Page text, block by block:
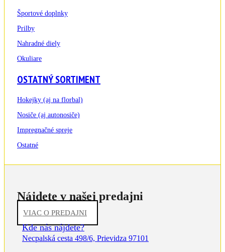
Športové doplnky
Prilby
Nahradné diely
Okuliare
OSTATNÝ SORTIMENT
Hokejky (aj na florbal)
Nosiče (aj autonosiče)
Impregnačné spreje
Ostatné
Nájdete v našej predajni
VIAC O PREDAJNI
Kde nás nájdete?
Necpalská cesta 498/6, Prievidza 97101